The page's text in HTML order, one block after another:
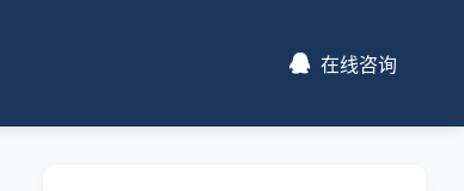
在线咨询